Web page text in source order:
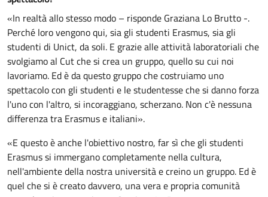
«In realtà allo stesso modo – risponde Graziana Lo Brutto -.
Perché loro vengono qui, sia gli studenti Erasmus, sia gli
studenti di Unict, da soli. E grazie alle attività laboratoriali che
svolgiamo al Cut che si crea un gruppo, quello su cui noi
lavoriamo. Ed è da questo gruppo che costruiamo uno
spettacolo con gli studenti e le studentesse che si danno forza
l'uno con l'altro, si incoraggiano, scherzano. Non c'è nessuna
differenza tra Erasmus e italiani».
«E questo è anche l'obiettivo nostro, far sì che gli studenti
Erasmus si immergano completamente nella cultura,
nell'ambiente della nostra università e creino un gruppo. Ed è
quel che si è creato davvero, una vera e propria comunità